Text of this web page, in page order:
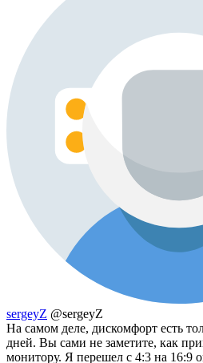
sergeyZ @sergeyZ
На самом деле, дискомфорт есть
дней. Вы сами не заметите, как
монитору. Я перешел с 4:3 на 16:9